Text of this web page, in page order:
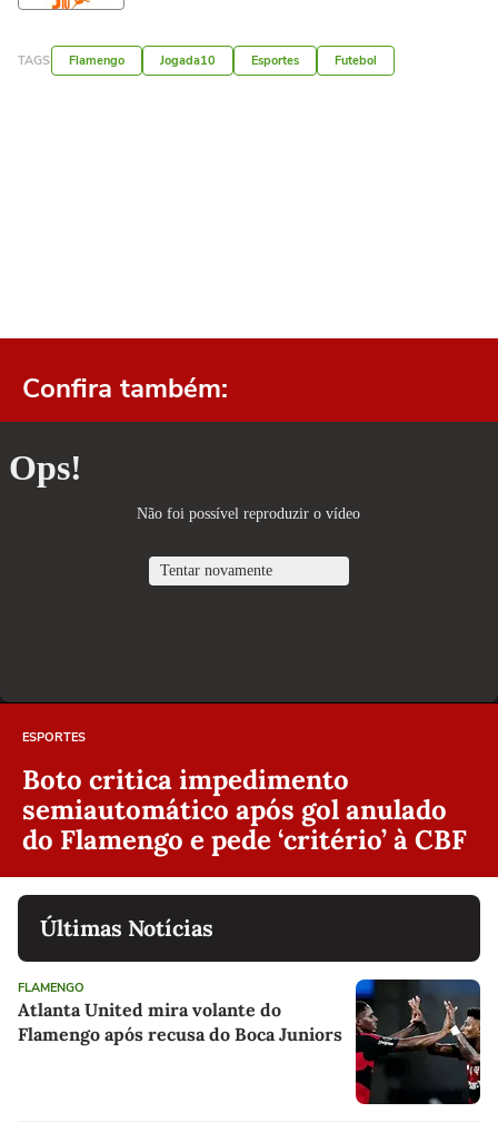
TAGS Flamengo Jogada10 Esportes Futebol
Confira também:
ESPORTES
Boto critica impedimento
semiautomático após gol anulado
do Flamengo e pede ‘critério’ à CBF
Últimas Notícias
FLAMENGO
Atlanta United mira volante do
Flamengo após recusa do Boca Juniors